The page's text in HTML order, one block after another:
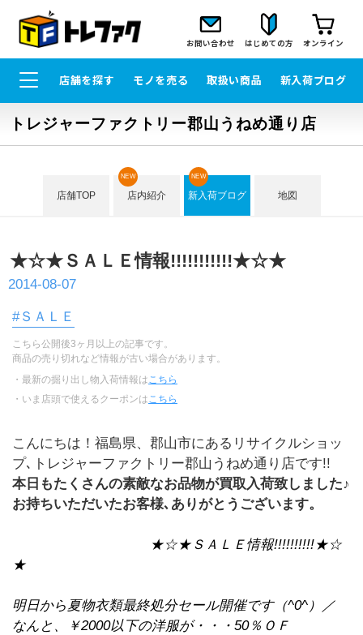
お問い合わせ はじめての方 オンライン
店舗を探す モノを売る 取扱い商品 新入荷ブログ
トレジャーファクトリー郡山うねめ通り店
店舗TOP 店内紹介
NEW
新入荷ブログ
NEW
地図
★☆★ＳＡＬＥ情報!!!!!!!!!!!★☆★
2014-08-07
#ＳＡＬＥ
こちら公開後3ヶ月以上の記事です。
商品の売り切れなど情報が古い場合があります。
・最新の掘り出し物入荷情報は こちら
・いま店頭で使えるクーポンは こちら
こんにちは！福島県、郡山市にあるリサイクルショッ
プ､トレジャーファクトリー郡山うねめ通り店です!!
本日もたくさんの素敵なお品物が買取入荷致しました♪
お持ちいただいたお客様､ありがとうございます。
★☆★ＳＡＬＥ情報!!!!!!!!!!★☆
★
明日から夏物衣類最終処分セール開催です（^0^ ）／
なんと、￥2000以下の洋服が・・・ 50％ＯＦ